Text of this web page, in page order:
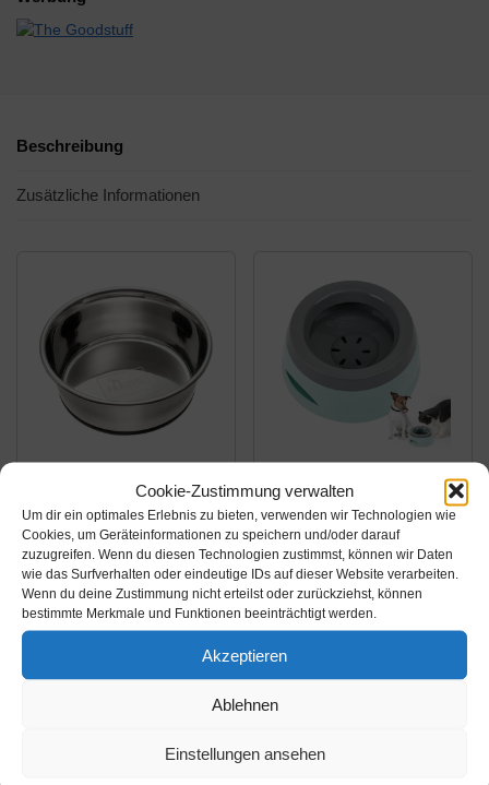
Cookie-Zustimmung verwalten
Um dir ein optimales Erlebnis zu bieten, verwenden wir Technologien wie
Cookies, um Geräteinformationen zu speichern und/oder darauf
zuzugreifen. Wenn du diesen Technologien zustimmst, können wir Daten
wie das Surfverhalten oder eindeutige IDs auf dieser Website verarbeiten.
Wenn du deine Zustimmung nicht erteilst oder zurückziehst, können
bestimmte Merkmale und Funktionen beeinträchtigt werden.
Akzeptieren
Ablehnen
Einstellungen ansehen
Beschreibung
Zusätzliche Informationen
9,19€
HUNTER
EDELSTAHL
Futternapf, für Hunde
und Katzen, rutschfest,
14,99€
Wassernapf für Hunde
Unterwegs 750ml,
Qianyou Auslaufsicher
Spritzschutz Fressnapf
Hundenäpfe Katzenapf
Auto Reise Trinknapf